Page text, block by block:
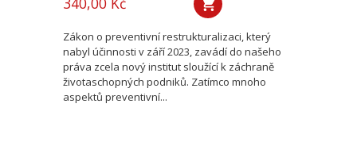
Zákon o preventivní restrukturalizaci, který
nabyl účinnosti v září 2023, zavádí do našeho
práva zcela nový institut sloužící k záchraně
životaschopných podniků. Zatímco mnoho
aspektů preventivní...